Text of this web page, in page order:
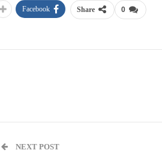
0
Share
Facebook
NEXT POST